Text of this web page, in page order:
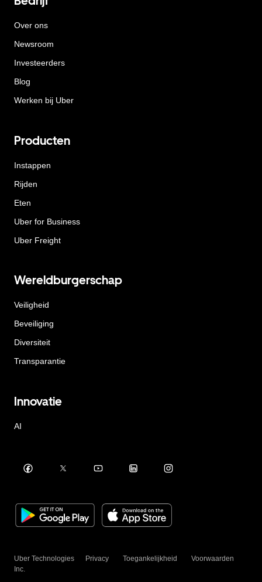
Over ons
Newsroom
Investeerders
Blog
Werken bij Uber
Producten
Instappen
Rijden
Eten
Uber for Business
Uber Freight
Wereldburgerschap
Veiligheid
Beveiliging
Diversiteit
Transparantie
Innovatie
AI
Uber Technologies
Inc.
Privacy Toegankelijkheid Voorwaarden